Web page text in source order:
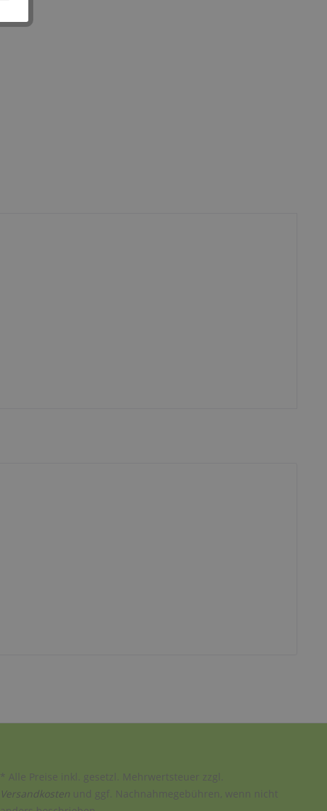
* Alle Preise inkl. gesetzl. Mehrwertsteuer zzgl.
Versandkosten und ggf. Nachnahmegebühren, wenn nicht